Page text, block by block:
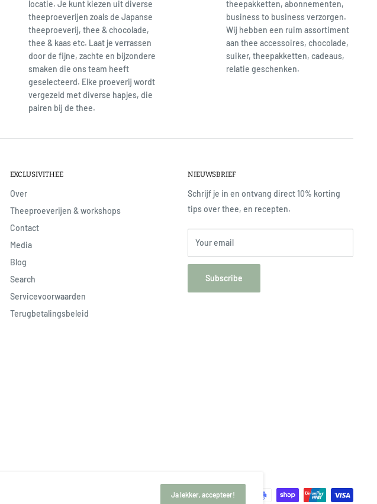
locatie. Je kunt kiezen uit diverse
theeproeverijen zoals de Japanse
theeproeverij, thee & chocolade,
thee & kaas etc. Laat je verrassen
door de fijne, zachte en bijzondere
smaken die ons team heeft
geselecteerd. Elke proeverij wordt
vergezeld met diverse hapjes, die
pairen bij de thee.
theepakketten, abonnementen,
business to business verzorgen.
Wij hebben een ruim assortiment
aan thee accessoires, chocolade,
suiker, theepakketten, cadeaus,
relatie geschenken.
EXCLUSIVITHEE
Over
Theeproeverijen & workshops
Contact
Media
Blog
Search
Servicevoorwaarden
Terugbetalingsbeleid
NIEUWSBRIEF
Schrijf je in en ontvang direct 10% korting
tips over thee, en recepten.
Your email
Subscribe
Ja lekker, accepteer!